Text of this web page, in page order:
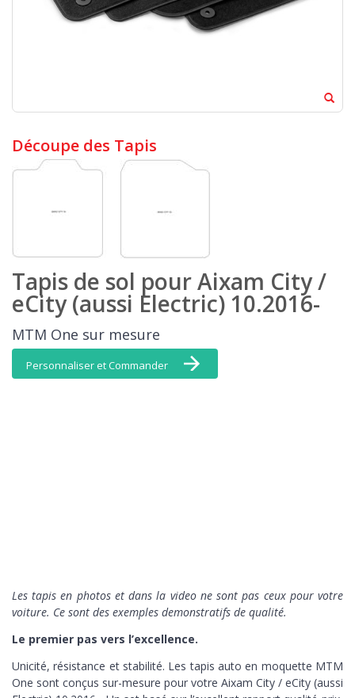
Découpe des Tapis
Tapis de sol pour Aixam City /
eCity (aussi Electric) 10.2016-
MTM One sur mesure
Personnaliser et Commander
Les tapis en photos et dans la video ne sont pas ceux pour votre
voiture. Ce sont des exemples demonstratifs de qualité.
Le premier pas vers l’excellence.
Unicité, résistance et stabilité. Les tapis auto en moquette MTM
One sont conçus sur-mesure pour votre Aixam City / eCity (aussi